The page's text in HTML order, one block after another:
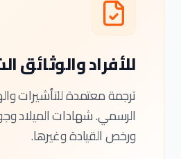
للأفراد والوثائق
ترجمة معتمدة للتأشيرات
الرسمي. شهادات الميلاد
ورخص القيادة وغيرها.